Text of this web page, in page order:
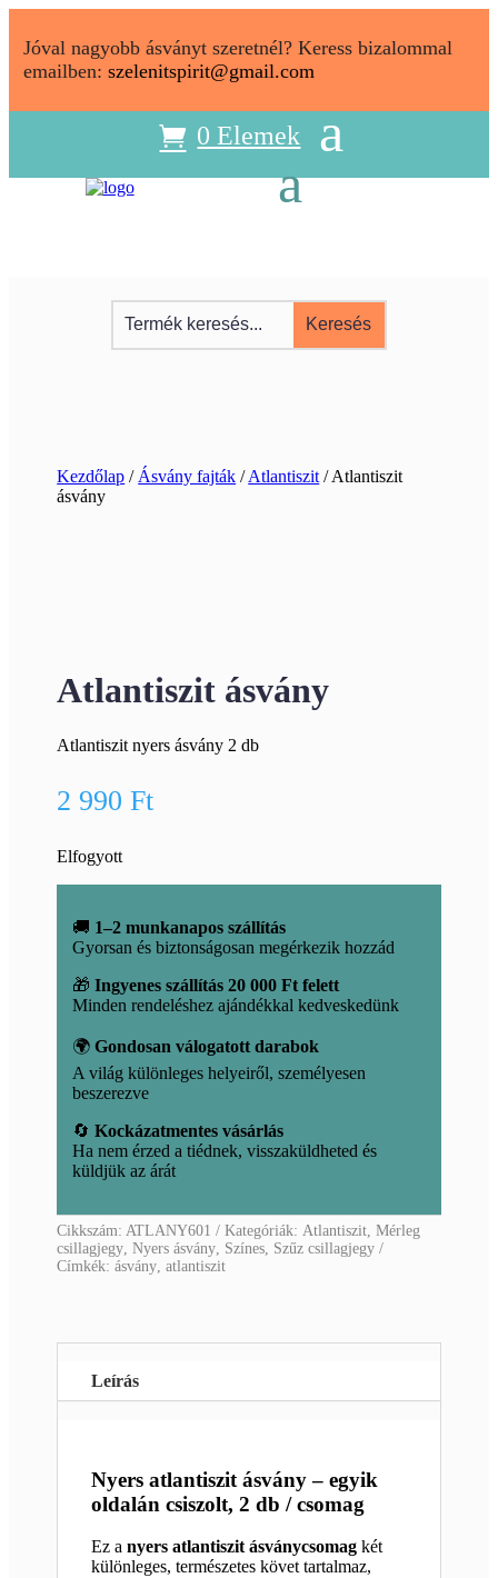
Jóval nagyobb ásványt szeretnél? Keress bizalommal
emailben: szelenitspirit@gmail.com
0 Elemek
Kezdőlap / Ásvány fajták /Atlantiszit / Atlantiszit
ásvány
Atlantiszit ásvány
Atlantiszit nyers ásvány 2 db
2 990Ft
Elfogyott
🚚 1–2 munkanapos szállítás
Gyorsan és biztonságosan megérkezik hozzád
🎁Ingyenes szállítás 20 000 Ft felett
Minden rendeléshez ajándékkal kedveskedünk
🌍Gondosan válogatott darabok
A világ különleges helyeiről, személyesen
beszerezve
🔄Kockázatmentes vásárlás
Ha nem érzed a tiédnek, visszaküldheted és
küldjük az árát
Cikkszám: ATLANY601 Kategóriák: Atlantiszit ,Mérleg
csillagjegy ,Nyers ásvány Színes Szűz csillagjegy
Címkék:ásvány ,atlantiszit
Leírás
Nyers atlantiszit ásvány – egyik
oldalán csiszolt, 2 db / csomag
Ez anyers atlantiszit ásványcsomag két
különleges, természetes követ tartalmaz,